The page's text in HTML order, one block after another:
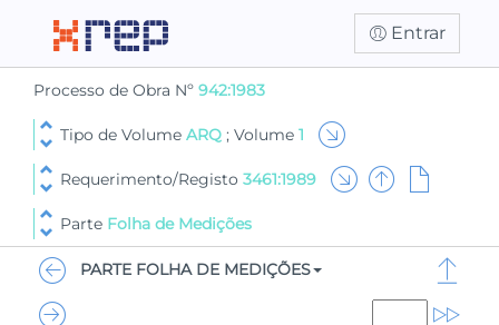
Entrar
Processo de Obra Nº 942:1983
Tipo de Volume ARQ ; Volume 1
Requerimento/Registo 3461:1989
Parte Folha de Medições
PARTE FOLHA DE MEDIÇÕES